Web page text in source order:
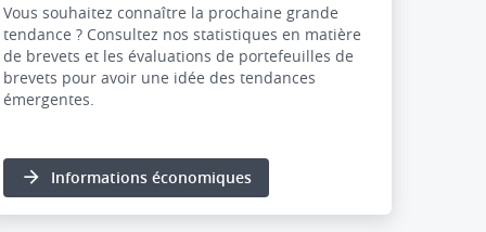
Vous souhaitez connaître la prochaine grande
tendance ? Consultez nos statistiques en matière
de brevets et les évaluations de portefeuilles de
brevets pour avoir une idée des tendances
émergentes
Informations économiques